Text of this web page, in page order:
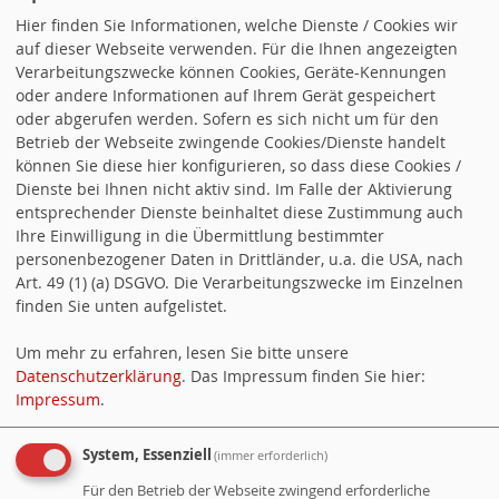
Gemeinsamkeiten aufbauen. Wir wollen unser
gemeinsames Ziel auf Augenhöhe verfolgen und
schwerpunktmäßig Veranstaltungs- und Projektformen
finden, an denen wir gleichberechtigt teilhaben können.
Das bedeutet nicht, dass uns nicht allen klar wäre, dass
gewisse Integrationsleistungen, wie das Erlernen der
deutschen Sprache, notwendige Voraussetzung sind,
um in einen dauerhaften Dialog zu treten."
Suchen
SPENDEN
Spende an den Ortsverein Sulz-Dornhan
Hier finden Sie Informationen, welche Dienste / Cookies wir
auf dieser Webseite verwenden. Für die Ihnen angezeigten
Verarbeitungszwecke können Cookies, Geräte-Kennungen
oder andere Informationen auf Ihrem Gerät gespeichert
oder abgerufen werden. Sofern es sich nicht um für den
Betrieb der Webseite zwingende Cookies/Dienste handelt
können Sie diese hier konfigurieren, so dass diese Cookies /
Dienste bei Ihnen nicht aktiv sind. Im Falle der Aktivierung
entsprechender Dienste beinhaltet diese Zustimmung auch
Ihre Einwilligung in die Übermittlung bestimmter
personenbezogener Daten in Drittländer, u.a. die USA, nach
Art. 49 (1) (a) DSGVO. Die Verarbeitungszwecke im Einzelnen
finden Sie unten aufgelistet.
Um mehr zu erfahren, lesen Sie bitte unsere
Datenschutzerklärung. Das Impressum finden Sie hier:
Impressum.
System, Essenziell (immer erforderlich)
Für den Betrieb der Webseite zwingend erforderliche